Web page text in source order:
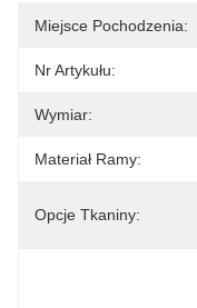
Miejsce Pochodzenia:
Nr Artykułu:
Wymiar:
Materiał Ramy:
Opcje Tkaniny: